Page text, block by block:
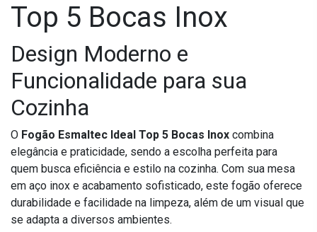
Top 5 Bocas Inox
Design Moderno e
Funcionalidade para sua
Cozinha
O Fogão Esmaltec Ideal Top 5 Bocas Inox combina
elegância e praticidade, sendo a escolha perfeita para
quem busca eficiência e estilo na cozinha. Com sua mesa
em aço inox e acabamento sofisticado, este fogão oferece
durabilidade e facilidade na limpeza, além de um visual que
se adapta a diversos ambientes.